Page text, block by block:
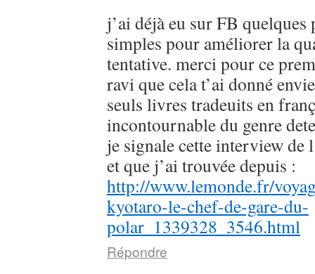
j’ai déjà eu sur FB quelques
simples pour améliorer la
tentative. merci pour ce
ravi que cela t’ai donné
seuls livres tradeuits en
incontournable du genre
je signale cette interview de
et que j’ai trouvée depuis :
http://www.lemonde.fr/
kyotaro-le-chef-de-gare-du-
polar_1339328_3546.html
Répondre